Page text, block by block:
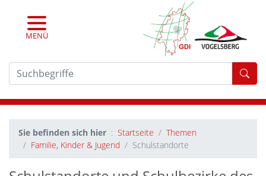
MENÜ
Sie befinden sich hier Startseite
Themen
Familie, Kinder & Jugend
Schulstandorte